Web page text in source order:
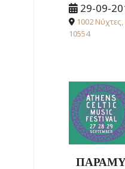
29-09-
1002
10554